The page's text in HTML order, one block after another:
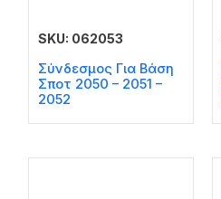
SKU: 062053
Σύνδεσμος Για Βάση
Σποτ 2050 – 2051 –
2052